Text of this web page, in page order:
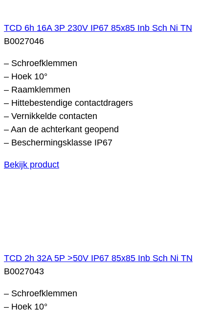
TCD 6h 16A 3P 230V IP67 85x85 Inb Sch Ni TN
B0027046
– Schroefklemmen
– Hoek 10°
– Raamklemmen
– Hittebestendige contactdragers
– Vernikkelde contacten
– Aan de achterkant geopend
– Beschermingsklasse IP67
Bekijk product
TCD 2h 32A 5P >50V IP67 85x85 Inb Sch Ni TN
B0027043
– Schroefklemmen
– Hoek 10°